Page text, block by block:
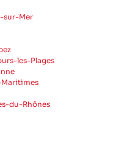
sur-Mer
les-Plages
Maritimes
du-Rhônes